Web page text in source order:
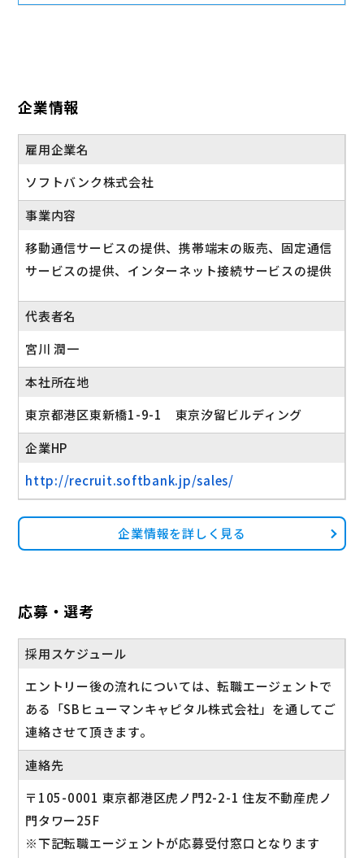
企業情報
雇用企業名
ソフトバンク株式会社
事業内容
移動通信サービスの提供、携帯端末の販売、固定通信
サービスの提供、インターネット接続サービスの提供
代表者名
宮川 潤一
本社所在地
東京都港区東新橋1-9-1 東京汐留ビルディング
企業HP
http://recruit.softbank.jp/sales/
企業情報を詳しく見る
応募・選考
採用スケジュール
エントリー後の流れについては、転職エージェントで
ある「SBヒューマンキャピタル株式会社」を通してご
連絡させて頂きます。
連絡先
〒105-0001 東京都港区虎ノ門2-2-1 住友不動産虎ノ
門タワー25F
※下記転職エージェントが応募受付窓口となります